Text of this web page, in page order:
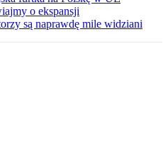
o ekspansji
są naprawdę mile widziani